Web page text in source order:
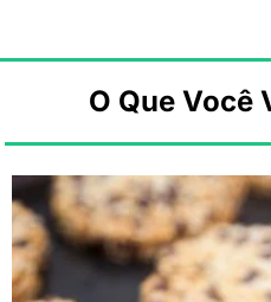
O Que Você